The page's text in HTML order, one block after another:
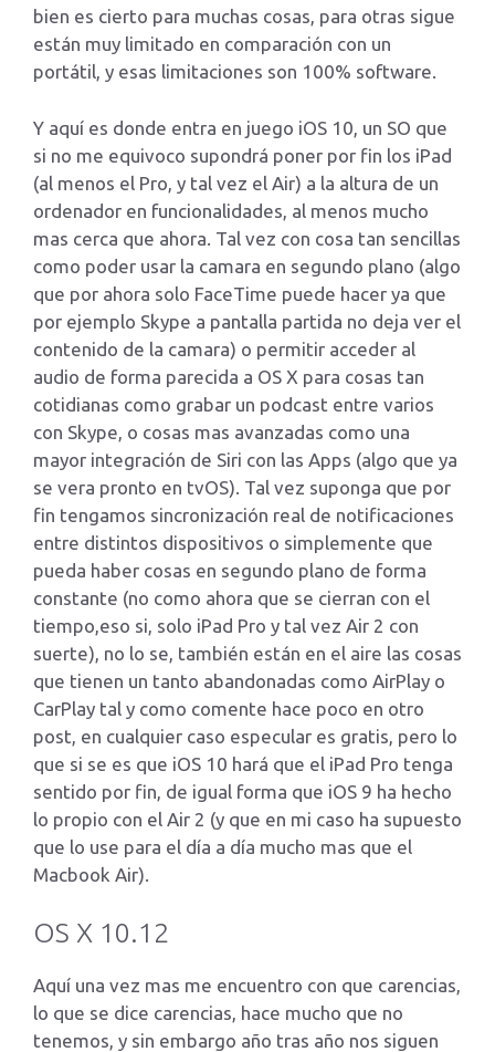
bien es cierto para muchas cosas, para otras sigue
están muy limitado en comparación con un
portátil, y esas limitaciones son 100% software.
Y aquí es donde entra en juego iOS 10, un SO que
si no me equivoco supondrá poner por fin los iPad
(al menos el Pro, y tal vez el Air) a la altura de un
ordenador en funcionalidades, al menos mucho
mas cerca que ahora. Tal vez con cosa tan sencillas
como poder usar la camara en segundo plano (algo
que por ahora solo FaceTime puede hacer ya que
por ejemplo Skype a pantalla partida no deja ver el
contenido de la camara) o permitir acceder al
audio de forma parecida a OS X para cosas tan
cotidianas como grabar un podcast entre varios
con Skype, o cosas mas avanzadas como una
mayor integración de Siri con las Apps (algo que ya
se vera pronto en tvOS). Tal vez suponga que por
fin tengamos sincronización real de notificaciones
entre distintos dispositivos o simplemente que
pueda haber cosas en segundo plano de forma
constante (no como ahora que se cierran con el
tiempo,eso si, solo iPad Pro y tal vez Air 2 con
suerte), no lo se, también están en el aire las cosas
que tienen un tanto abandonadas como AirPlay o
CarPlay tal y como comente hace poco en otro
post, en cualquier caso especular es gratis, pero lo
que si se es que iOS 10 hará que el iPad Pro tenga
sentido por fin, de igual forma que iOS 9 ha hecho
lo propio con el Air 2 (y que en mi caso ha supuesto
que lo use para el día a día mucho mas que el
Macbook Air).
OS X 10.12
Aquí una vez mas me encuentro con que carencias,
lo que se dice carencias, hace mucho que no
tenemos, y sin embargo año tras año nos siguen